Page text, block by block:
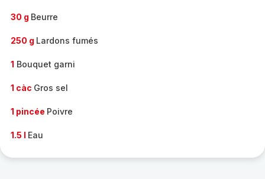
30 g Beurre
250 g Lardons fumés
1 Bouquet garni
1 càc Gros sel
1 pincée Poivre
1.5 l Eau